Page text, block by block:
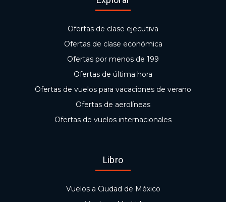
Ofertas de clase ejecutiva
Ofertas de clase económica
Ofertas por menos de 199
Ofertas de última hora
Ofertas de vuelos para vacaciones de verano
Ofertas de aerolíneas
Ofertas de vuelos internacionales
Libro
Vuelos a Ciudad de México